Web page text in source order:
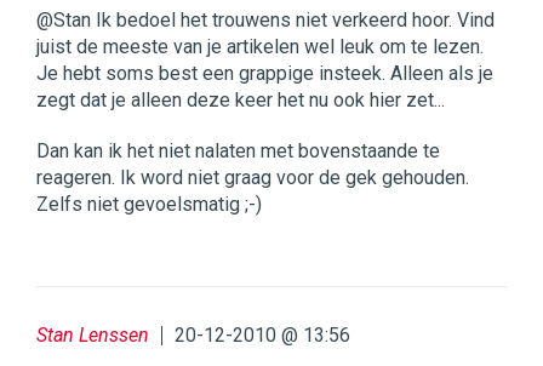
@Stan Ik bedoel het trouwens niet verkeerd hoor. Vind
juist de meeste van je artikelen wel leuk om te lezen.
Je hebt soms best een grappige insteek. Alleen als je
zegt dat je alleen deze keer het nu ook hier zet...
Dan kan ik het niet nalaten met bovenstaande te
reageren. Ik word niet graag voor de gek gehouden.
Zelfs niet gevoelsmatig ;-)
Stan Lenssen 20-12-2010 @ 13:56